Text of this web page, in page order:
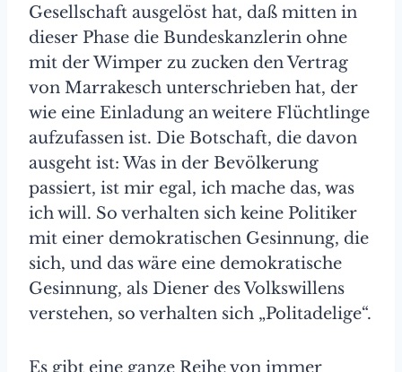
Gesellschaft ausgelöst hat, daß mitten in
dieser Phase die Bundeskanzlerin ohne
mit der Wimper zu zucken den Vertrag
von Marrakesch unterschrieben hat, der
wie eine Einladung an weitere Flüchtlinge
aufzufassen ist. Die Botschaft, die davon
ausgeht ist: Was in der Bevölkerung
passiert, ist mir egal, ich mache das, was
ich will. So verhalten sich keine Politiker
mit einer demokratischen Gesinnung, die
sich, und das wäre eine demokratische
Gesinnung, als Diener des Volkswillens
verstehen, so verhalten sich „Politadelige“.
Es gibt eine ganze Reihe von immer